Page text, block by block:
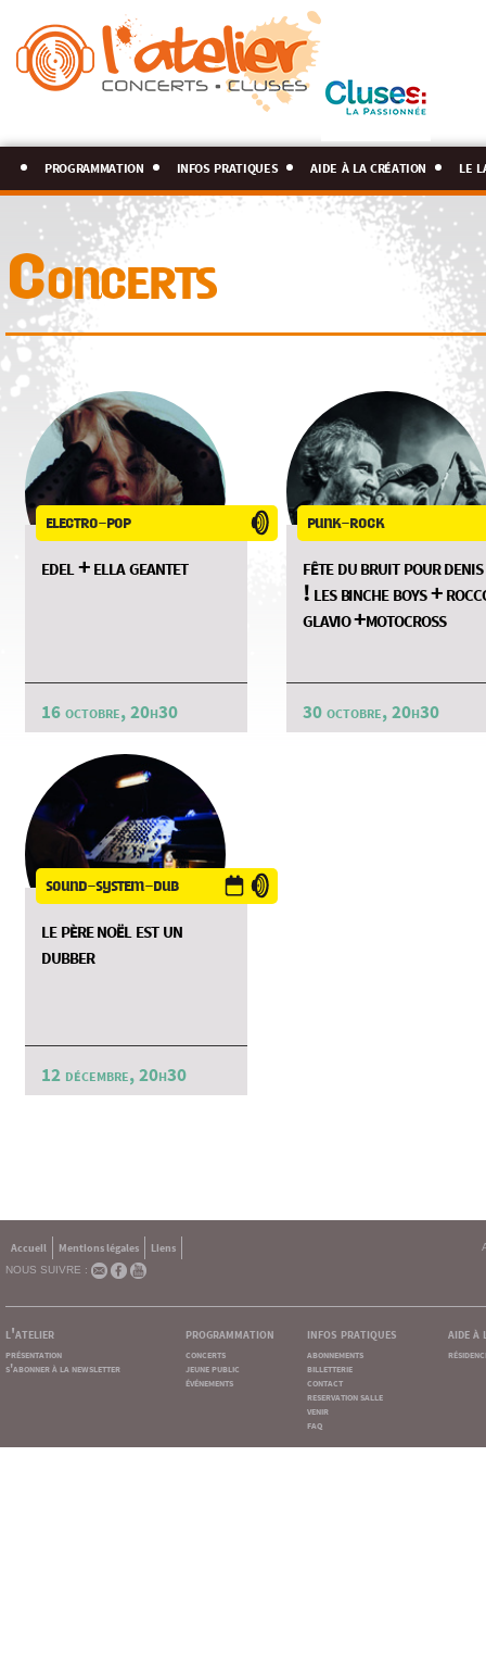
programmation infos pratiques aide à la création le
Concerts
electro-pop
edel + ella geantet
16 octobre, 20h30
punk-rock
fête du bruit pour denis
! les binche boys +
glavio +motocross
30 octobre, 20h30
sound-system-dub
le père noël est un
dubber
12 décembre, 20h30
Accueil Mentions légales
Liens
NOUS SUIVRE :
l'atelier
présentation
s'abonner à la newsletter
programmation
concerts
jeune public
événements
infos pratiques
abonnements
billetterie
contact
reservation salle
venir
faq
aide